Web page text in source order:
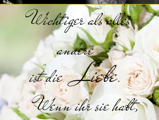
Wenn ihr sie habt,
ist dieLiebe.
Wichtiger als alles
andere